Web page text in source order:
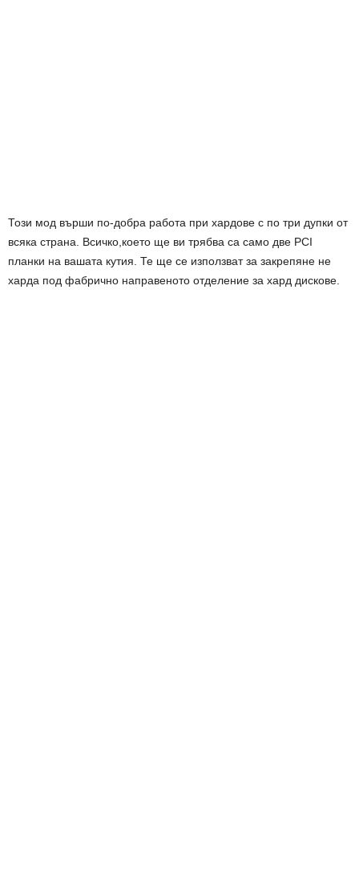
Този мод върши по-добра работа при хардове с по три дупки от
всяка страна. Всичко,което ще ви трябва са само две PCI
планки на вашата кутия. Те ще се използват за закрепяне не
харда под фабрично направеното отделение за хард дискове.